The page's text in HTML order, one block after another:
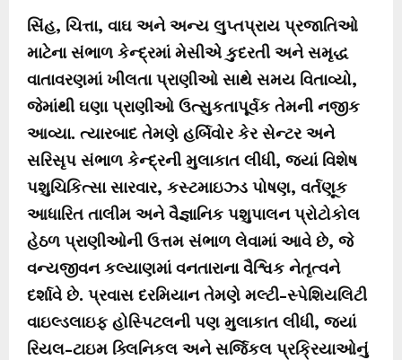
સિંહ, ચિત્તા, વાઘ અને અન્ય લુપ્તપ્રાય પ્રજાતિઓ
માટેના સંભાળ કેન્દ્રમાં મેસીએ કુદરતી અને સમૃદ્ધ
વાતાવરણમાં ખીલતા પ્રાણીઓ સાથે સમય વિતાવ્યો,
જેમાંથી ઘણા પ્રાણીઓ ઉત્સુકતાપૂર્વક તેમની નજીક
આવ્યા. ત્યારબાદ તેમણે હર્બિવોર કેર સેન્ટર અને
સરિસૃપ સંભાળ કેન્દ્રની મુલાકાત લીધી, જ્યાં વિશેષ
પશુચિકિત્સા સારવાર, કસ્ટમાઇઝ્ડ પોષણ, વર્તણૂક
આધારિત તાલીમ અને વૈજ્ઞાનિક પશુપાલન પ્રોટોકોલ
હેઠળ પ્રાણીઓની ઉત્તમ સંભાળ લેવામાં આવે છે, જે
વન્યજીવન કલ્યાણમાં વનતારાના વૈશ્વિક નેતૃત્વને
દર્શાવે છે. પ્રવાસ દરમિયાન તેમણે મલ્ટી-સ્પેશિયલિટી
વાઇલ્ડલાઇફ હોસ્પિટલની પણ મુલાકાત લીધી, જ્યાં
રિયલ-ટાઇમ ક્લિનિકલ અને સર્જિકલ પ્રક્રિયાઓનું